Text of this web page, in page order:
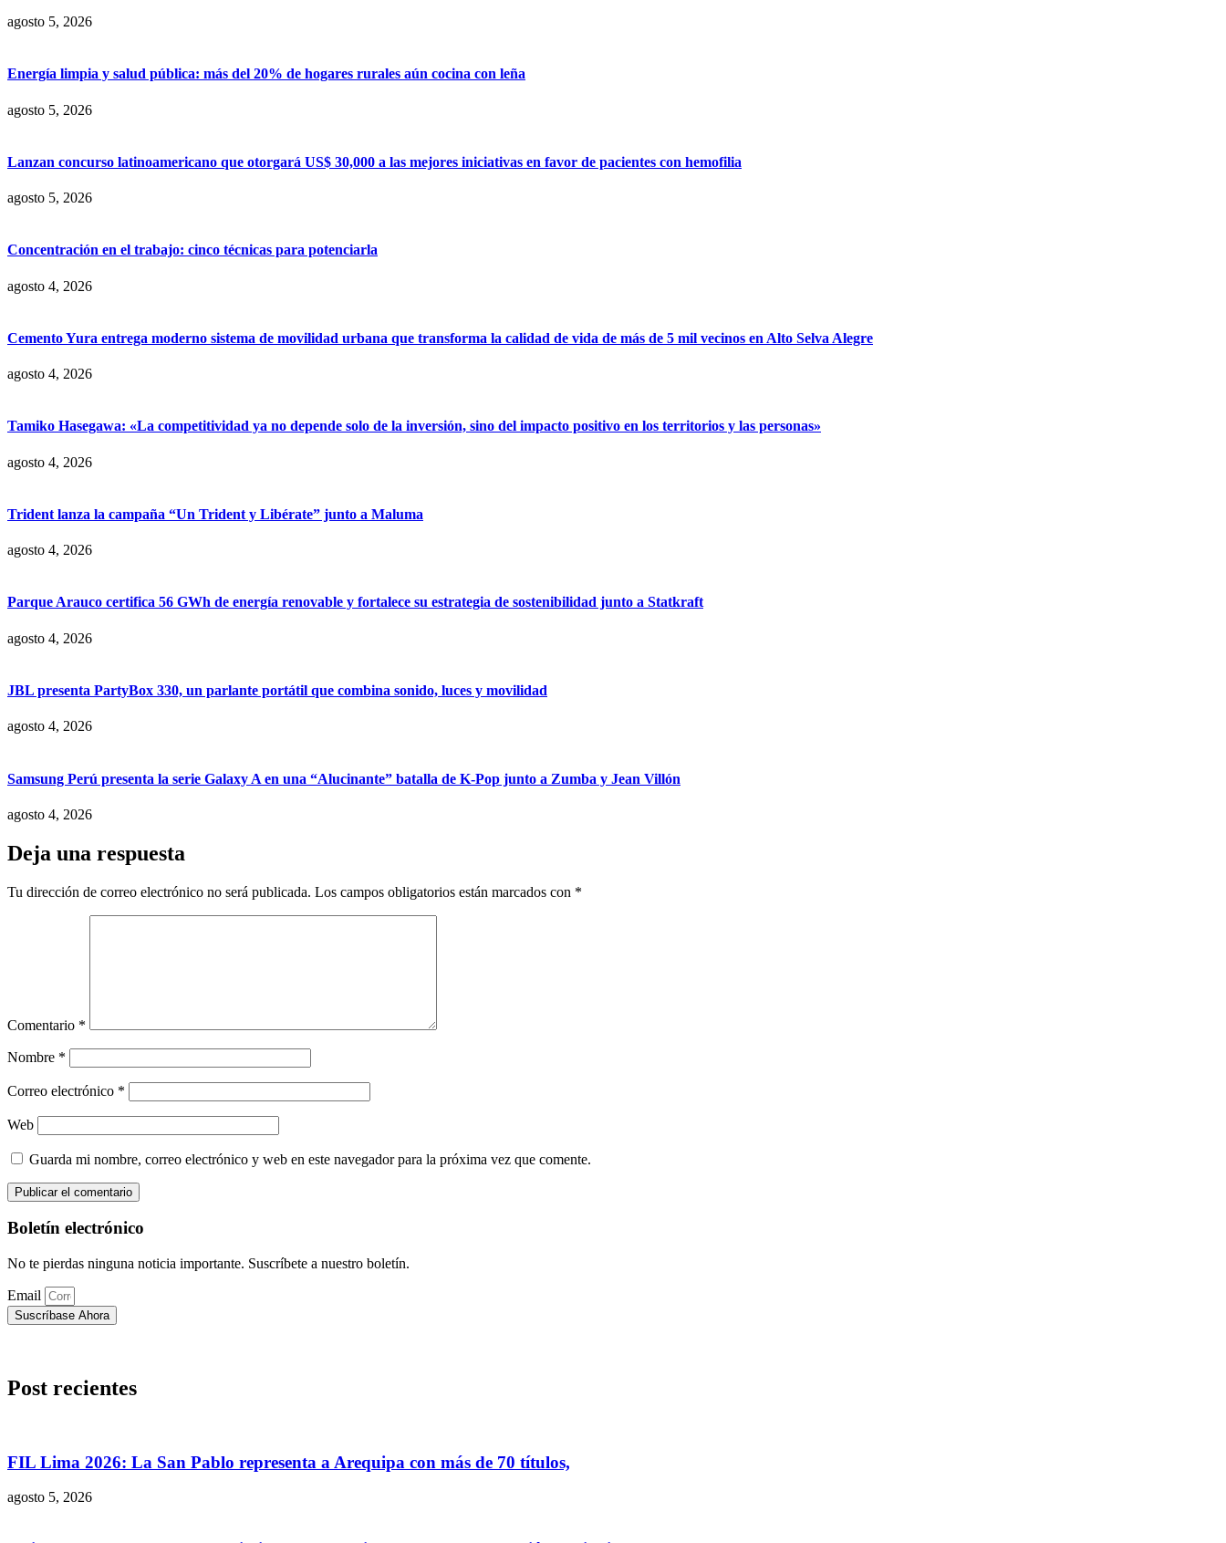
agosto 5, 2026
Energía limpia y salud pública: más del 20% de hogares rurales aún cocina con leña
agosto 5, 2026
Lanzan concurso latinoamericano que otorgará US$ 30,000 a las mejores iniciativas en favor de pacientes con hemofilia
agosto 5, 2026
Concentración en el trabajo: cinco técnicas para potenciarla
agosto 4, 2026
Cemento Yura entrega moderno sistema de movilidad urbana que transforma la calidad de vida de más de 5 mil vecinos en Alto Selva Alegre
agosto 4, 2026
Tamiko Hasegawa: «La competitividad ya no depende solo de la inversión, sino del impacto positivo en los territorios y las personas»
agosto 4, 2026
Trident lanza la campaña “Un Trident y Libérate” junto a Maluma
agosto 4, 2026
Parque Arauco certifica 56 GWh de energía renovable y fortalece su estrategia de sostenibilidad junto a Statkraft
agosto 4, 2026
JBL presenta PartyBox 330, un parlante portátil que combina sonido, luces y movilidad
agosto 4, 2026
Samsung Perú presenta la serie Galaxy A en una “Alucinante” batalla de K-Pop junto a Zumba y Jean Villón
agosto 4, 2026
Deja una respuesta
Tu dirección de correo electrónico no será publicada. Los campos obligatorios están marcados con *
Comentario *
Nombre *
Correo electrónico *
Web
Guarda mi nombre, correo electrónico y web en este navegador para la próxima vez que comente.
Boletín electrónico
No te pierdas ninguna noticia importante. Suscríbete a nuestro boletín.
Email
Suscríbase Ahora
Post recientes
FIL Lima 2026: La San Pablo representa a Arequipa con más de 70 títulos,
agosto 5, 2026